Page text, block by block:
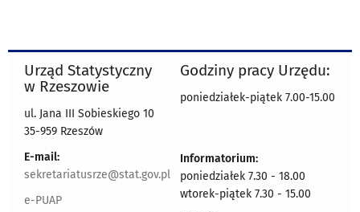
Urząd Statystyczny
w Rzeszowie
ul. Jana III Sobieskiego 10
35-959 Rzeszów
E-mail:
sekretariatusrze@stat.gov.pl
e-PUAP
Godziny pracy Urzędu:
poniedziałek-piątek 7.00-15.00
Informatorium:
poniedziałek 7.30 - 18.00
wtorek-piątek 7.30 - 15.00